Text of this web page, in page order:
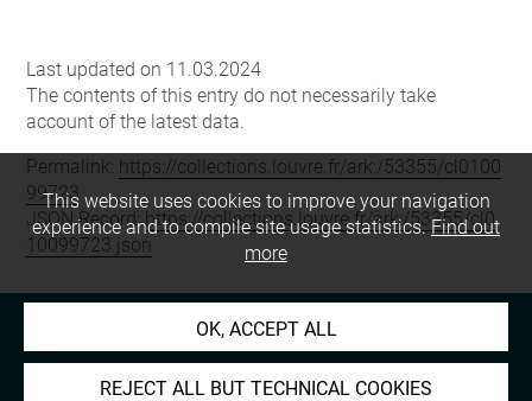
Last updated on 11.03.2024
The contents of this entry do not necessarily take
account of the latest data.
Permalink: https://collections.louvre.fr/ark:/53355/cl0100
99723
JSON Record:https://collections.louvre.fr/ark:/53355/cl0
10099723.json
This website uses cookies to improve your navigation
experience and to compile site usage statistics.Find out
more
OK, ACCEPT ALL
REJECT ALL BUT TECHNICAL COOKIES